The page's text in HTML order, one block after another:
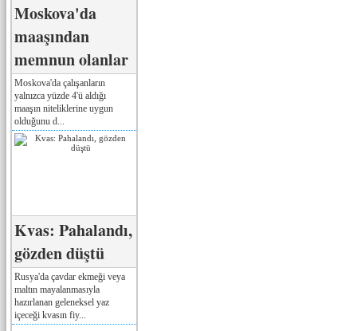
Moskova'da
maaşından
memnun olanlar
Moskova'da çalışanların
yalnızca yüzde 4'ü aldığı
maaşın niteliklerine uygun
olduğunu d...
Kvas: Pahalandı,
gözden düştü
Rusya'da çavdar ekmeği veya
maltın mayalanmasıyla
hazırlanan geleneksel yaz
içeceği kvasın fiy...